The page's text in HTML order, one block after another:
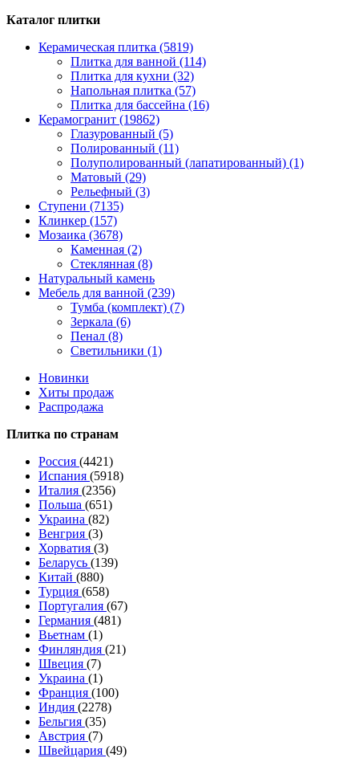
Каталог плитки
Керамическая плитка (5819)
Плитка для ванной (114)
Плитка для кухни (32)
Напольная плитка (57)
Плитка для бассейна (16)
Керамогранит (19862)
Глазурованный (5)
Полированный (11)
Полуполированный (лапатированный) (1)
Матовый (29)
Рельефный (3)
Ступени (7135)
Клинкер (157)
Мозаика (3678)
Каменная (2)
Стеклянная (8)
Натуральный камень
Мебель для ванной (239)
Тумба (комплект) (7)
Зеркала (6)
Пенал (8)
Светильники (1)
Новинки
Хиты продаж
Распродажа
Плитка по странам
Россия (4421)
Испания (5918)
Италия (2356)
Польша (651)
Украина (82)
Венгрия (3)
Хорватия (3)
Беларусь (139)
Китай (880)
Турция (658)
Португалия (67)
Германия (481)
Вьетнам (1)
Финляндия (21)
Швеция (7)
Украина (1)
Франция (100)
Индия (2278)
Бельгия (35)
Австрия (7)
Швейцария (49)